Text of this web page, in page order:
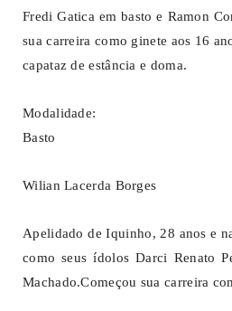
Fredi Gatica em basto e Ramon
sua carreira como ginete aos 16
capataz de estância e doma.
Modalidade:
Basto
Wilian Lacerda Borges
Apelidado de Iquinho, 28 anos e
como seus ídolos Darci Renato
Machado.Começou sua carreira